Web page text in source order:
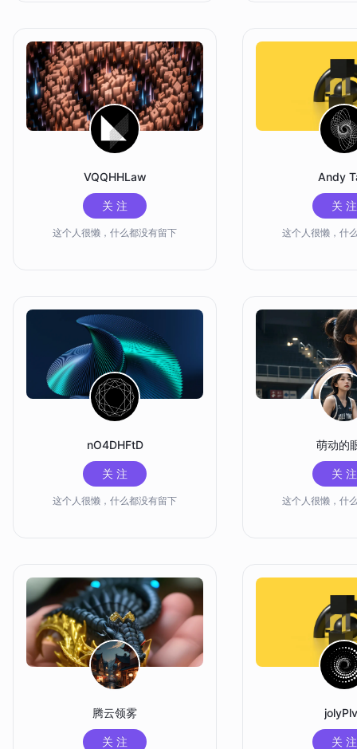
VQQHHLaw
关 注
这个人很懒，什么都没有留下
Andy
关 注
这个人很懒，什
nO4DHFtD
关 注
这个人很懒，什么都没有留下
萌动的
关 注
这个人很懒，什
腾云领雾
关 注 关 注